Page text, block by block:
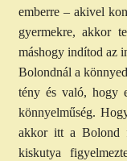
emberre – akivel
gyermekre, akkor
máshogy indítod az
Bolondnál a
tény és való, hogy
könnyelműség.
akkor itt a Bolond
kiskutya